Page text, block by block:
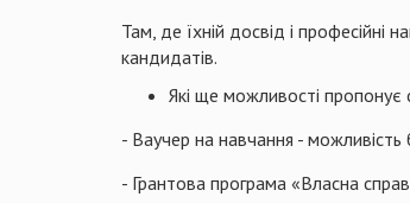
Там, де їхній досвід і професійні
кандидатів.
Які ще можливості
- Ваучер на навчання - можливість
- Грантова програма «Власна